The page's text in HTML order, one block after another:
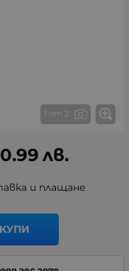
1 от 2
лв.
и плащане
КУПИ